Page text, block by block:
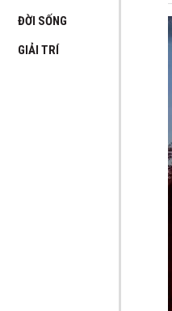
ĐỜI SỐNG
GIẢI TRÍ